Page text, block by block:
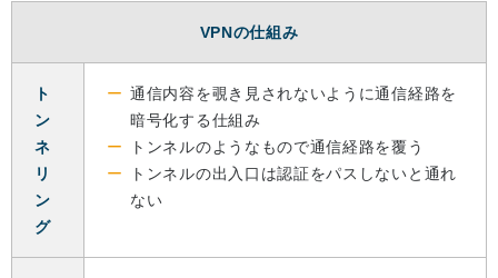
VPNの仕組み
ト
ン
ネ
リ
ン
グ
通信内容を覗き見されないように通信経路を
暗号化する仕組み
トンネルのようなもので通信経路を覆う
トンネルの出入口は認証をパスしないと通れ
ない